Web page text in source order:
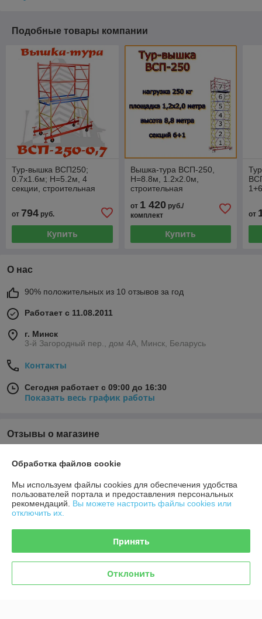
Подобные товары компании
Тур-вышка ВСП250;
0.7х1.6м; Н=5.2м, 4
секции, строительная
от 794 руб.
Купить
Вышка-тура ВСП-250,
Н=8.8м, 1.2х2.0м,
строительная
от 1 420руб./
комплект
Купить
от
О нас
90% положительных из 10 отзывов за год
Работает с 11.08.2011
г. Минск
3-й Загородный пер., дом 4А, Минск, Беларусь
Контакты
Сегодня работает с 09:00 до 16:30
Показать весь график работы
Отзывы о магазине
О нас
Контакты
Обработка файлов cookie
Мы используем файлы cookies для обеспечения удобства
пользователей портала и предоставления персональных
рекомендаций. Вы можете настроить файлы cookies или
отключить их.
Принять
Отклонить